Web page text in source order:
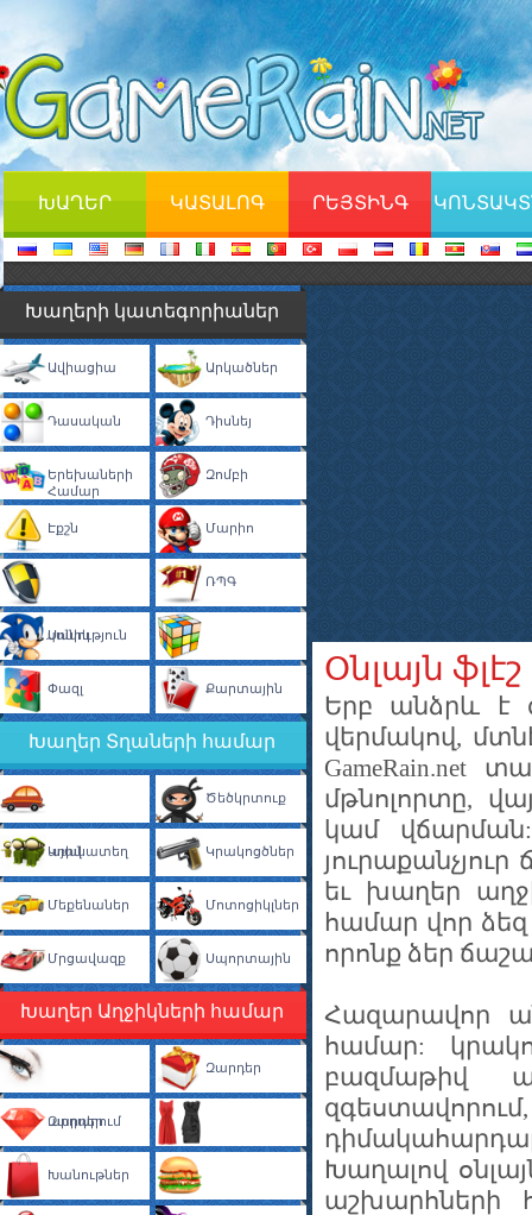
ԽԱՂԵՐ ԿԱՏԱԼՈԳ ՐԵՅՏԻՆԳ
Խաղերի կատեգորիաներ
Ավիացիա Արկածներ
Դասական Դիսնեյ
Երեխաների
Համար
Զոմբի
Էքշն Մարիո
Պաշտպանություն
ՌՊԳ
Սոնիկ
Տրամաբանական
Փազլ Քարտային
Խաղեր Տղաների համար
Ավտոկայանատեղ
Ծեծկրտուք
Կռիվ Կրակոցծներ
Մեքենաներ Մոտոցիկլներ
Մրցավազք Սպորտային
Խաղեր Աղջիկների համար
Դիմահարդարում
Զարդեր
Զարդեր
Զգեստաորում
Խանութներ
Օնլայն
Երբ անձրև է
վերմակով,
GameRain.net
մթնոլորտը,
կամ
եւ խաղեր
համար վոր ձեզ
որոնք ձեր
Հազարավոր
համար:
բազմաթիվ
Խաղալով
աշխարհների